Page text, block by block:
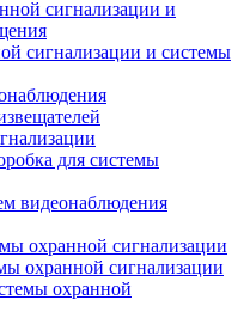
сигнализации и системы
для системы
видеонаблюдения
охранной сигнализации
охранной сигнализации
охранной